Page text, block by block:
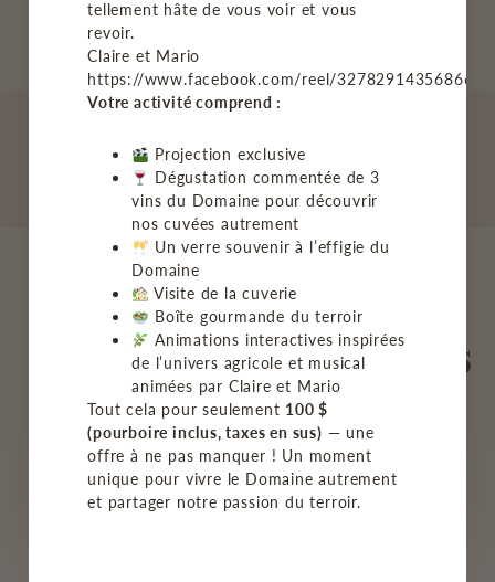
NOTRE FIERTÉ
Visite en photos
tellement hâte de vous voir et vous
revoir.
Claire et Mario
https://www.facebook.com/reel/3278291435686678
Votre activité comprend :
Projection exclusive
Dégustation commentée de 3
vins du Domaine pour découvrir
nos cuvées autrement
Un verre souvenir à l’effigie du
Domaine
Visite de la cuverie
Boîte gourmande du terroir
Animations interactives inspirées
de l’univers agricole et musical
animées par Claire et Mario
Tout cela pour seulement 100 $
(pourboire inclus, taxes en sus) — une
offre à ne pas manquer ! Un moment
unique pour vivre le Domaine autrement
et partager notre passion du terroir.